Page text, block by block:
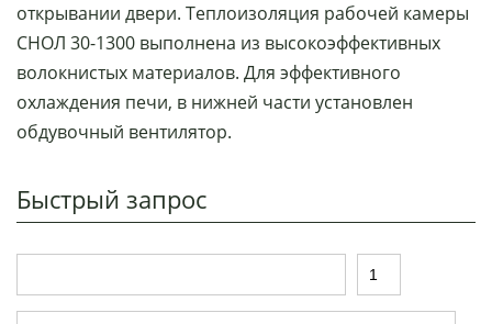
открывании двери. Теплоизоляция рабочей камеры
СНОЛ 30-1300 выполнена из высокоэффективных
волокнистых материалов. Для эффективного
охлаждения печи, в нижней части установлен
обдувочный вентилятор.
Быстрый запрос
в
л